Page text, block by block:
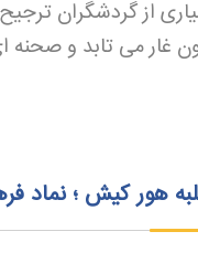
از گردشگران ترجیح
غار می تابد و
هور کیش ؛ نماد